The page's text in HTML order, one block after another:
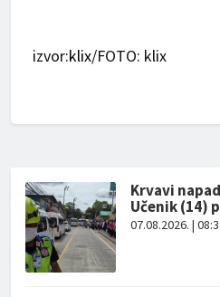
izvor:klix/FOTO: klix
Krvavi
Učenik (14)
07.08.2026. |